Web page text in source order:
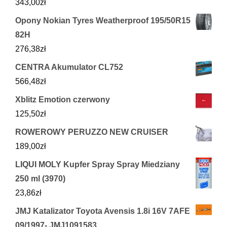
343,00zł
Opony Nokian Tyres Weatherproof 195/50R15
82H
276,38zł
CENTRA Akumulator CL752
566,48zł
Xblitz Emotion czerwony
125,50zł
ROWEROWY PERUZZO NEW CRUISER
189,00zł
LIQUI MOLY Kupfer Spray Spray Miedziany
250 ml (3970)
23,86zł
JMJ Katalizator Toyota Avensis 1.8i 16V 7AFE